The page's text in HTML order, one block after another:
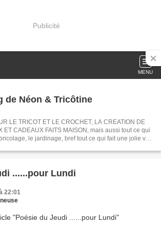
Publicité
MENU
de Néon & Tricôtine
CROCHET, LA CREATION DE
ET CADEAUX FAITS MAISON, mais aussi tout ce qui
le jardinage, bref tout ce qui fait une jolie vie
......pour Lundi
22:01